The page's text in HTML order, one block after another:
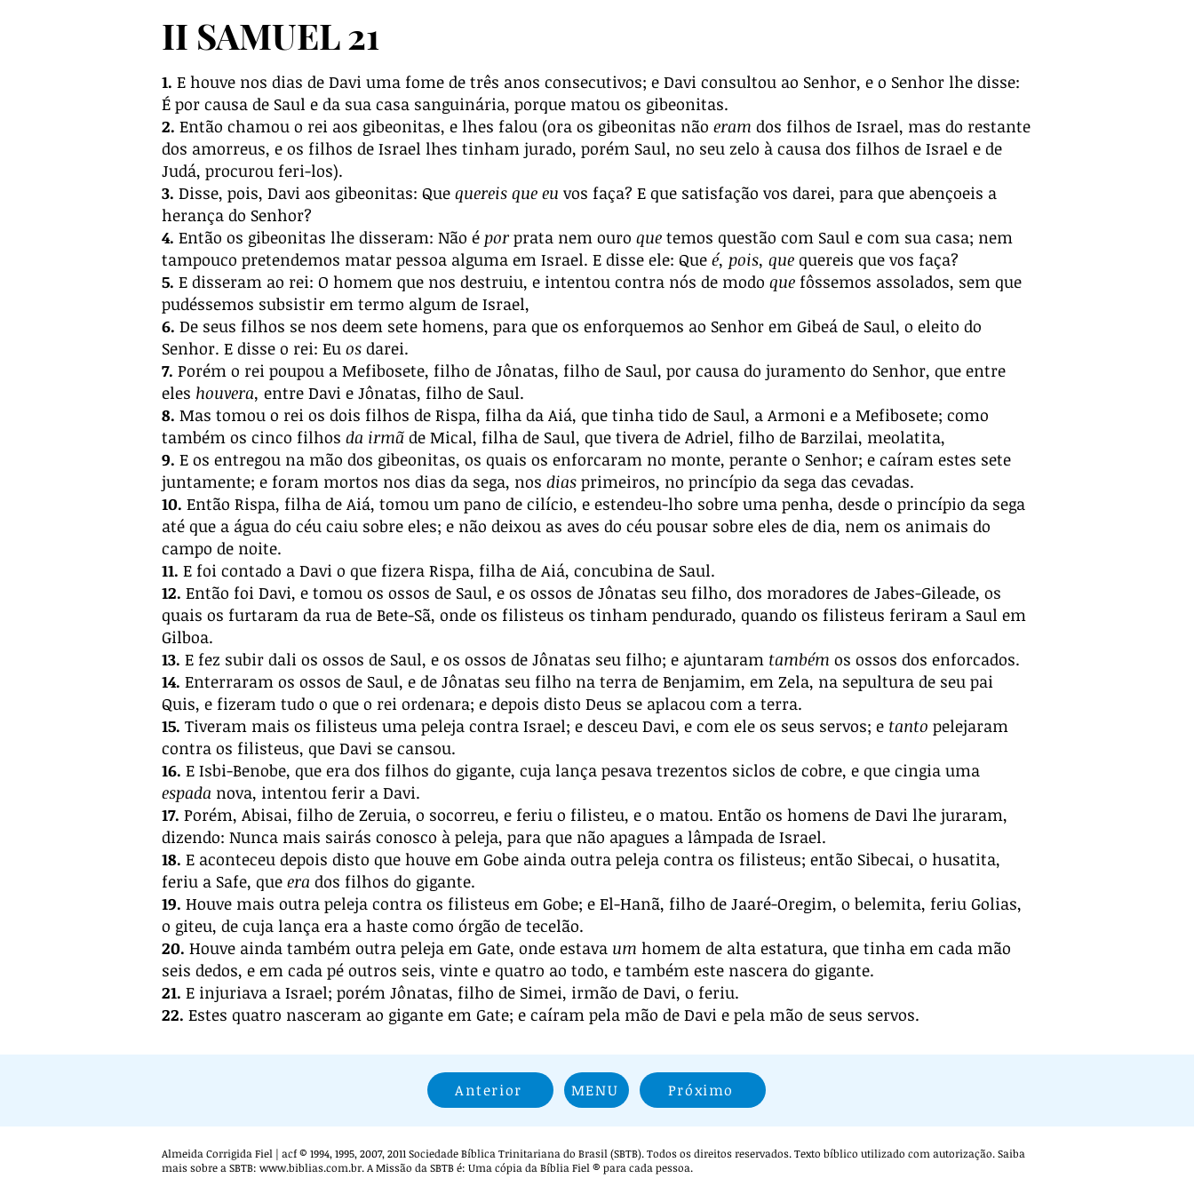
II SAMUEL 21
1. E houve nos dias de Davi uma fome de três anos consecutivos; e Davi consultou ao Senhor, e o Senhor lhe disse:
É por causa de Saul e da sua casa sanguinária, porque matou os gibeonitas.
2. Então chamou o rei aos gibeonitas, e lhes falou (ora os gibeonitas não eram dos filhos de Israel, mas do restante
dos amorreus, e os filhos de Israel lhes tinham jurado, porém Saul, no seu zelo à causa dos filhos de Israel e de
Judá, procurou feri-los).
3. Disse, pois, Davi aos gibeonitas: Que quereis que eu vos faça? E que satisfação vos darei, para que abençoeis a
herança do Senhor?
4. Então os gibeonitas lhe disseram: Não é por prata nem ouro que temos questão com Saul e com sua casa; nem
tampouco pretendemos matar pessoa alguma em Israel. E disse ele: Que é, pois, que quereis que vos faça?
5. E disseram ao rei: O homem que nos destruiu, e intentou contra nós de modo que fôssemos assolados, sem que
pudéssemos subsistir em termo algum de Israel,
6. De seus filhos se nos deem sete homens, para que os enforquemos ao Senhor em Gibeá de Saul, o eleito do
Senhor. E disse o rei: Eu os darei.
7. Porém o rei poupou a Mefibosete, filho de Jônatas, filho de Saul, por causa do juramento do Senhor, que entre
eles houvera, entre Davi e Jônatas, filho de Saul.
8. Mas tomou o rei os dois filhos de Rispa, filha da Aiá, que tinha tido de Saul, a Armoni e a Mefibosete; como
também os cinco filhos da irmã de Mical, filha de Saul, que tivera de Adriel, filho de Barzilai, meolatita,
9. E os entregou na mão dos gibeonitas, os quais os enforcaram no monte, perante o Senhor; e caíram estes sete
juntamente; e foram mortos nos dias da sega, nos dias primeiros, no princípio da sega das cevadas.
10. Então Rispa, filha de Aiá, tomou um pano de cilício, e estendeu-lho sobre uma penha, desde o princípio da sega
até que a água do céu caiu sobre eles; e não deixou as aves do céu pousar sobre eles de dia, nem os animais do
campo de noite.
11. E foi contado a Davi o que fizera Rispa, filha de Aiá, concubina de Saul.
12. Então foi Davi, e tomou os ossos de Saul, e os ossos de Jônatas seu filho, dos moradores de Jabes-Gileade, os
quais os furtaram da rua de Bete-Sã, onde os filisteus os tinham pendurado, quando os filisteus feriram a Saul em
Gilboa.
13. E fez subir dali os ossos de Saul, e os ossos de Jônatas seu filho; e ajuntaram também os ossos dos enforcados.
14. Enterraram os ossos de Saul, e de Jônatas seu filho na terra de Benjamim, em Zela, na sepultura de seu pai
Quis, e fizeram tudo o que o rei ordenara; e depois disto Deus se aplacou com a terra.
15. Tiveram mais os filisteus uma peleja contra Israel; e desceu Davi, e com ele os seus servos; e tanto pelejaram
contra os filisteus, que Davi se cansou.
16. E Isbi-Benobe, que era dos filhos do gigante, cuja lança pesava trezentos siclos de cobre, e que cingia uma
espada nova, intentou ferir a Davi.
17. Porém, Abisai, filho de Zeruia, o socorreu, e feriu o filisteu, e o matou. Então os homens de Davi lhe juraram,
dizendo: Nunca mais sairás conosco à peleja, para que não apagues a lâmpada de Israel.
18. E aconteceu depois disto que houve em Gobe ainda outra peleja contra os filisteus; então Sibecai, o husatita,
feriu a Safe, que era dos filhos do gigante.
19. Houve mais outra peleja contra os filisteus em Gobe; e El-Hanã, filho de Jaaré-Oregim, o belemita, feriu Golias,
o giteu, de cuja lança era a haste como órgão de tecelão.
20. Houve ainda também outra peleja em Gate, onde estava um homem de alta estatura, que tinha em cada mão
seis dedos, e em cada pé outros seis, vinte e quatro ao todo, e também este nascera do gigante.
21. E injuriava a Israel; porém Jônatas, filho de Simei, irmão de Davi, o feriu.
22. Estes quatro nasceram ao gigante em Gate; e caíram pela mão de Davi e pela mão de seus servos.
Anterior MENU Próximo
Almeida Corrigida Fiel | acf © 1994, 1995, 2007, 2011 Sociedade Bíblica Trinitariana do Brasil (SBTB). Todos os direitos reservados. Texto bíblico utilizado com autorização. Saiba
mais sobre a SBTB: www.biblias.com.br. A Missão da SBTB é: Uma cópia da Bíblia Fiel ® para cada pessoa.